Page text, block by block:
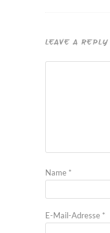
LEAVE A REPLY
Name *
E-Mail-Adresse *